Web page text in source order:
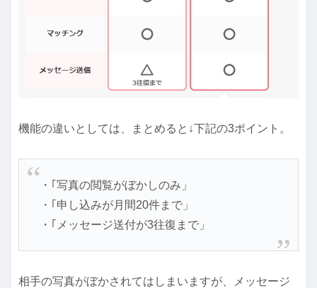
機能の違いとしては、まとめると↓下記の3ポイント。
・｢写真の閲覧がぼかしのみ」
・｢申し込みが月間20件まで」
・｢メッセージ送付が3往復まで」
相手の写真がぼかされてはしまいますが、メッセージ